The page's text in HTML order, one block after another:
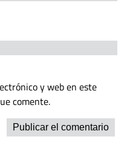
y web en este
comente.